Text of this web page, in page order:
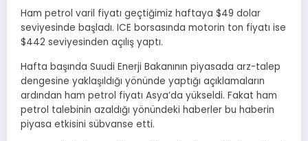
Ham petrol varil fiyatı geçtiğimiz haftaya $49 dolar
seviyesinde başladı. ICE borsasında motorin ton fiyatı ise
$442 seviyesinden açılış yaptı.
Hafta başında Suudi Enerji Bakanının piyasada arz-talep
dengesine yaklaşıldığı yönünde yaptığı açıklamaların
ardından ham petrol fiyatı Asya’da yükseldi. Fakat ham
petrol talebinin azaldığı yönündeki haberler bu haberin
piyasa etkisini sübvanse etti.